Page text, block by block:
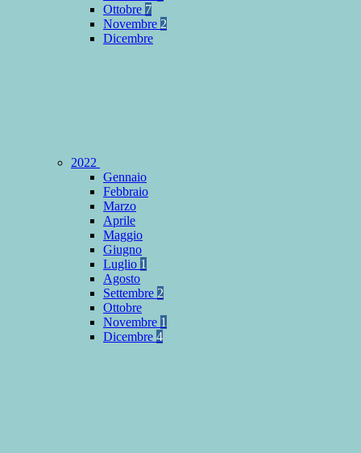
Ottobre 7
Novembre 2
Dicembre
2022
Gennaio
Febbraio
Marzo
Aprile
Maggio
Giugno
Luglio 1
Agosto
Settembre 2
Ottobre
Novembre 1
Dicembre 4